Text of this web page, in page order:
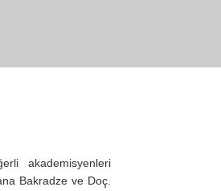
akademisyenleri
Bakradze ve Doç.